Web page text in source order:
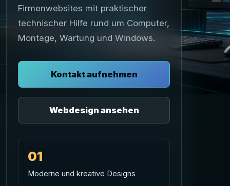
Firmenwebsites mit praktischer
technischer Hilfe rund um Computer,
Montage, Wartung und Windows.
Kontakt aufnehmen
Webdesign ansehen
01
Moderne und kreative Designs